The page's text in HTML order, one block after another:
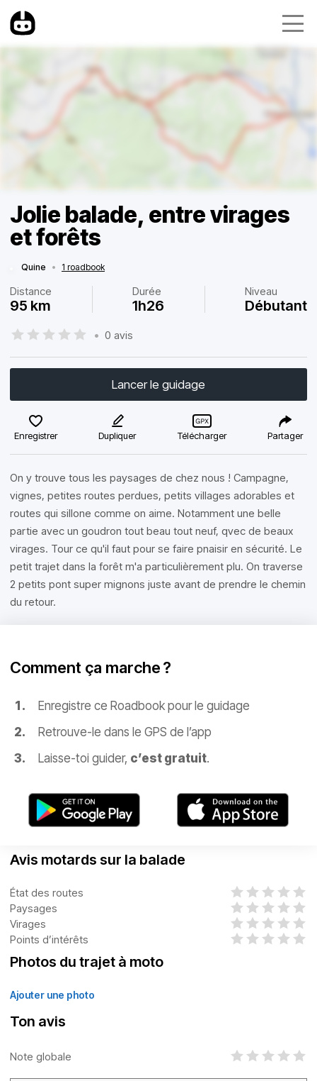
Jolie balade, entre virages
et forêts
Quine • 1 roadbook
Distance
95 km
Durée
1h26
Niveau
Débutant
• 0 avis
Lancer le guidage
Enregistrer Dupliquer Télécharger Partager
On y trouve tous les paysages de chez nous ! Campagne,
vignes, petites routes perdues, petits villages adorables et
routes qui sillone comme on aime. Notamment une belle
partie avec un goudron tout beau tout neuf, qvec de beaux
virages. Tour ce qu'il faut pour se faire pnaisir en sécurité. Le
petit trajet dans la forêt m'a particulièrement plu. On traverse
2 petits pont super mignons juste avant de prendre le chemin
du retour.
Comment ça marche ?
Enregistre ce Roadbook pour le guidage
Retrouve-le dans le GPS de l’app
Laisse-toi guider, c’est gratuit.
Avis motards sur la balade
État des routes
Paysages
Virages
Points d’intérêts
Photos du trajet à moto
Ajouter une photo
Ton avis
Note globale